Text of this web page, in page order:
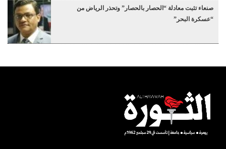
صنعاء تثبت معادلة “الحصار بالحصار” وتحذر الرياض من
“عسكرة البحر”